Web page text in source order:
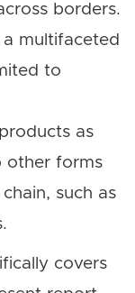
borders.
multifaceted
to
as
other forms
such as
covers